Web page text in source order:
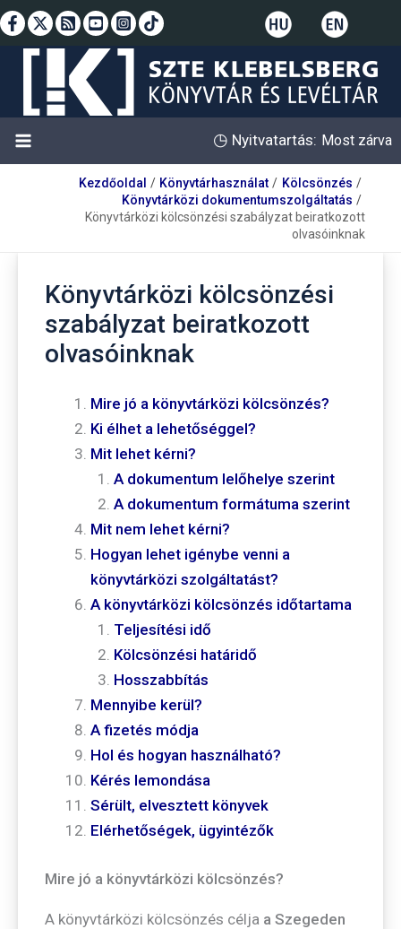
Skip
to
◷ Nyitvatartás: Most zárva
Kezdőoldal Könyvtárhasználat
Kölcsönzés
Könyvtárközi dokumentumszolgáltatás
Könyvtárközi kölcsönzési szabályzat beiratkozott
olvasóinknak
Könyvtárközi kölcsönzési
szabályzat beiratkozott
olvasóinknak
Mire jó a könyvtárközi kölcsönzés?
Ki élhet a lehetőséggel?
Mit lehet kérni?
A dokumentum lelőhelye szerint
A dokumentum formátuma szerint
Mit nem lehet kérni?
Hogyan lehet igénybe venni a
könyvtárközi szolgáltatást?
A könyvtárközi kölcsönzés időtartama
Teljesítési idő
Kölcsönzési határidő
Hosszabbítás
Mennyibe kerül?
A fizetés módja
Hol és hogyan használható?
Kérés lemondása
Sérült, elvesztett könyvek
Elérhetőségek, ügyintézők
Mire jó a könyvtárközi kölcsönzés?
A könyvtárközi kölcsönzés célja a Szegeden